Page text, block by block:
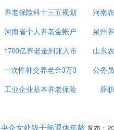
老收费
养老保险科十三五规划
河南
河南省个人养老金帐户
查询
泉州
1700亿养老金到账入市
山东
一次性补交养老金3万3
公务
工业企业基本养老保险
辞
央企女处级干部退休年龄 发布：